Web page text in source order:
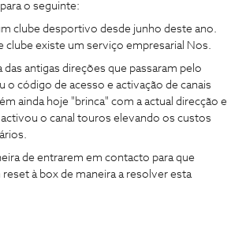
o seguinte:
clube desportivo desde junho deste ano.
clube existe um serviço empresarial Nos.
antigas direções que passaram pelo
o código de acesso e activação de canais
ainda hoje "brinca" com a actual direcção e
o canal touros elevando os custos
de entrarem em contacto para que
à box de maneira a resolver esta